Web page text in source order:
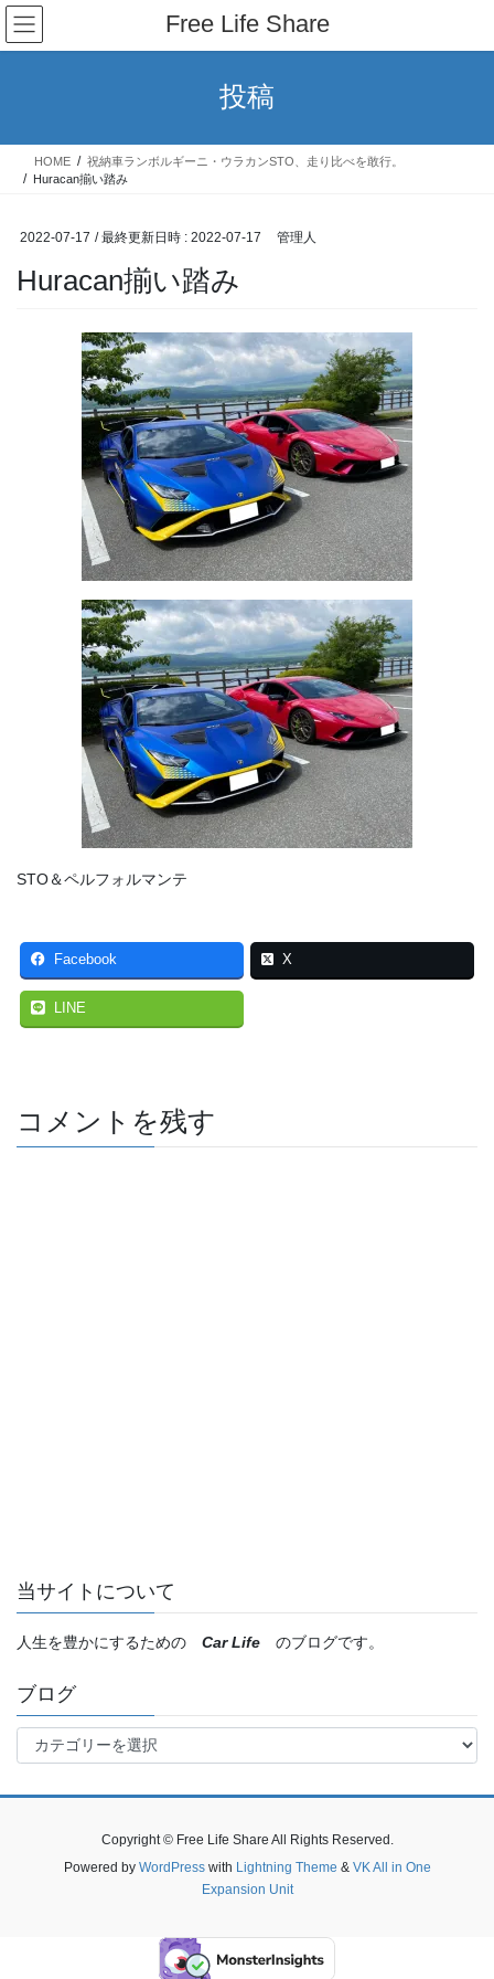
コ
ン
テ
ス
ナ
ビ
ゲ
ン
Free Life Share
投稿
HOME
祝納車ランボルギーニ・ウラカンSTO、走り比べを敢行。
Huracan揃い踏み
2022-07-17 / 最終更新日時 : 2022-07-17 管理人
Huracan揃い踏み
STO＆ペルフォルマンテ
Facebook X
LINE
コメントを残す
当サイトについて
人生を豊かにするための Car Life のブログです。
ブログ
ロ
Copyright © Free Life Share All Rights Reserved.
Powered by WordPresswith Lightning Theme & VK All in One
Expansion Unit